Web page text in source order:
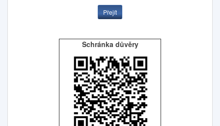
Přejít
Schránka důvěry